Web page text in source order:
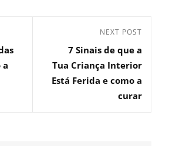
a
NEXT POST
7 Sinais de que a
Tua Criança Interior
Está Ferida e como a
curar